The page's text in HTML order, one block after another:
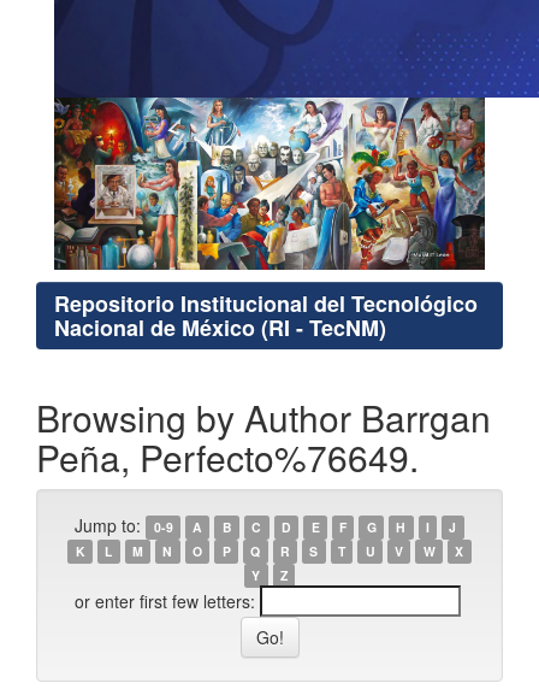
Repositorio Institucional del Tecnológico
Nacional de México (RI - TecNM)
Browsing by Author Barrgan
Peña, Perfecto%76649.
Jump to: 0-9 A B C D E F G H I
J
K
L M N O P Q R S T U V W
X
Y
Z
or enter first few letters: